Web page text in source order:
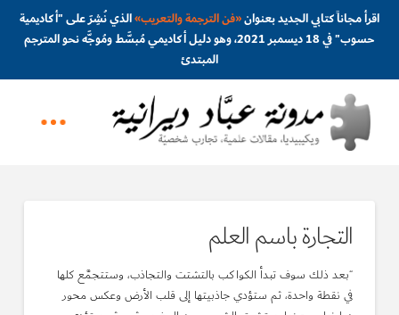
اقرأ مجاناً كتابي الجديد بعنوان«فن الترجمة والتعريب»الذي نُشِرَ على "أكاديمية
حسوب" في 18 ديسمبر 2021، وهو دليل أكاديمي مُبسَّط ومُوجَّه نحو المترجم
المبتدئ
التجارة باسم العلم
“بعد ذلك سوف تبدأ الكواكب بالتشتت والتجاذب، وستتجمَّع كلها
في نقطة واحدة، ثم ستؤدي جاذبيتها إلى قلب الأرض وعكس محور